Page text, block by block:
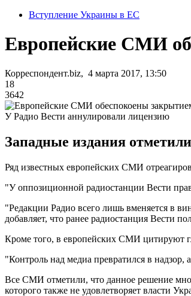
Вступление Украины в ЕС
Европейские СМИ
Корреспондент.biz, 4 марта 2017, 13:50
18
3642
У Радио Вести аннулировали лицензию
Западные издания
Ряд известных европейских СМИ
"У оппозиционной радиостанции Вести
"Редакции Радио всего лишь вменяется в
добавляет, что ранее радиостанция Вести
Кроме того, в европейских СМИ цитируют
"Контроль над медиа превратился в
Все СМИ отметили, что данное решение
которого также не удовлетворяет власти